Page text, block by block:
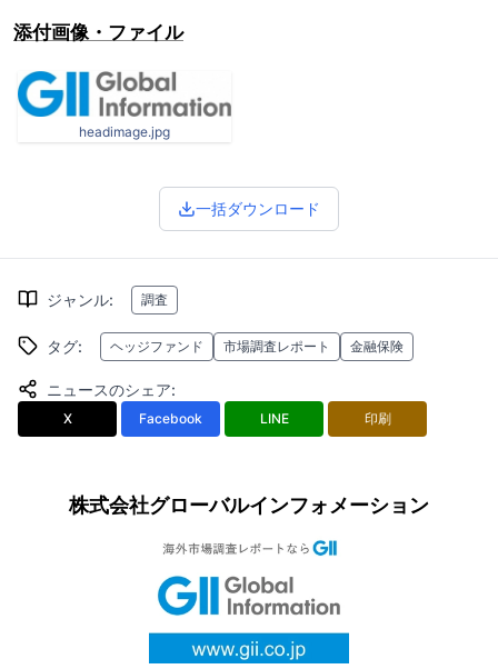
添付画像・ファイル
headimage.jpg
一括ダウンロード
ジャンル: 調査
タグ: ヘッジファンド 市場調査レポート 金融保険
ニュースのシェア:
X Facebook LINE 印刷
株式会社グローバルインフォメーション